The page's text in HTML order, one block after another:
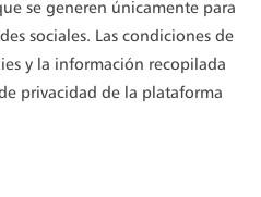
se generen únicamente para
sociales. Las condiciones de
y la información recopilada
privacidad de la plataforma